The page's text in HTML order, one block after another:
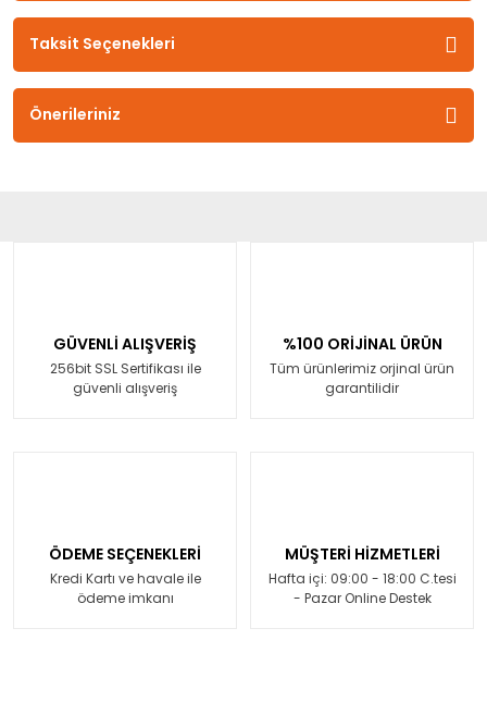
Taksit Seçenekleri
Önerileriniz
GÜVENLİ ALIŞVERİŞ
256bit SSL Sertifikası ile
güvenli alışveriş
%100 ORİJİNAL ÜRÜN
Tüm ürünlerimiz orjinal ürün
garantilidir
ÖDEME SEÇENEKLERİ
Kredi Kartı ve havale ile
ödeme imkanı
MÜŞTERİ HİZMETLERİ
Hafta içi: 09:00 - 18:00 C.tesi
- Pazar Online Destek